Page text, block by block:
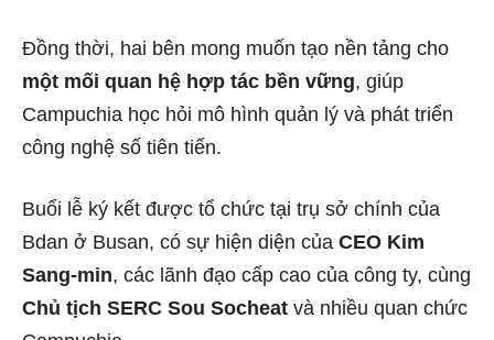
Đồng thời, hai bên mong muốn tạo nền tảng cho
một mối quan hệ hợp tác bền vững, giúp
Campuchia học hỏi mô hình quản lý và phát triển
công nghệ số tiên tiến.
Buổi lễ ký kết được tổ chức tại trụ sở chính của
Bdan ở Busan, có sự hiện diện của CEO Kim
Sang-min, các lãnh đạo cấp cao của công ty, cùng
Chủ tịch SERC Sou Socheat và nhiều quan chức